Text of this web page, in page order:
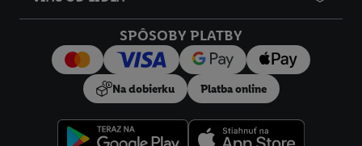
SPÔSOBY PLATBY
Na dobierku Platba online